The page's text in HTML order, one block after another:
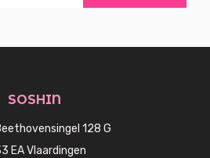
SOSHIN
128 G
EA Vlaardingen